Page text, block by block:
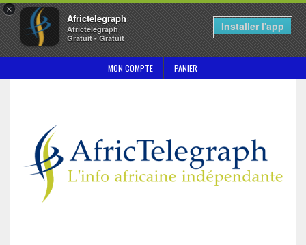
×
Africtelegraph
Africtelegraph
Gratuit - Gratuit
Installer l'app
MON COMPTE PANIER